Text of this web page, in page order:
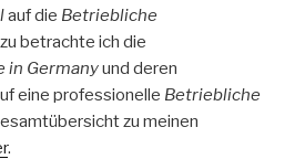
auf die Betriebliche
betrachte ich die
in Germanyund deren
eine professionelle Betriebliche
zu meinen
.